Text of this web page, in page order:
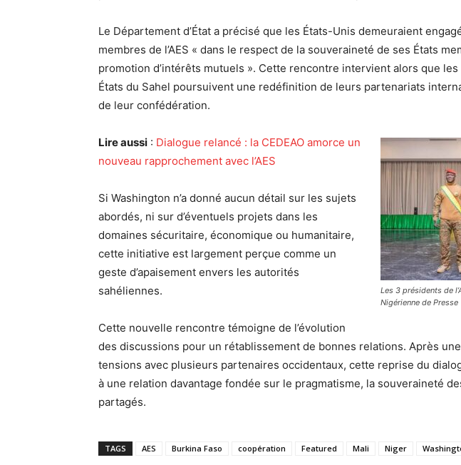
Le Département d’État a précisé que les États-Unis demeuraient
membres de l’AES « dans le respect de la souveraineté de ses États
promotion d’intérêts mutuels ». Cette rencontre intervient alors que les
États du Sahel poursuivent une redéfinition de leurs partenariats
de leur confédération.
Les 3 présidents de
Nigérienne de Presse
Lire aussi : Dialogue relancé : la CEDEAO amorce un
nouveau rapprochement avec l’AES
Si Washington n’a donné aucun détail sur les sujets
abordés, ni sur d’éventuels projets dans les
domaines sécuritaire, économique ou humanitaire,
cette initiative est largement perçue comme un
geste d’apaisement envers les autorités
sahéliennes.
Cette nouvelle rencontre témoigne de l’évolution
des discussions pour un rétablissement de bonnes relations. Après
tensions avec plusieurs partenaires occidentaux, cette reprise du
à une relation davantage fondée sur le pragmatisme, la souveraineté
partagés.
TAGS AES Burkina Faso coopération Featured Mali Niger